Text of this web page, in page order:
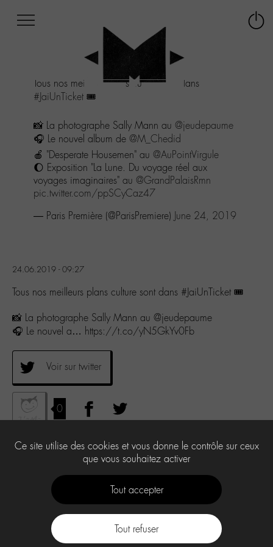
menu
au
contenu
Aller
recherche
Tous nos meilleurs plans culture sont dans
#JaiUnTicket 🎟
📸 La photographe Sally Mann au @jeudepaume
🎧 Le nouvel album de @M_Chedid
🍎 "Desperate Housemen" au @AuPointVirgule
🌔 Exposition "La Lune. Du voyage réel aux
voyages imaginaires" au @GrandPalaisRmn
pic.twitter.com/ppSCyCaz47
— Paris Première (@ParisPremiere) June 24, 2019
24.06.2019 - 09:27
Tous nos meilleurs plans culture sont dans #JaiUnTicket 🎟
📸 La photographe Sally Mann au @jeudepaume
🎧 Le nouvel a… https://t.co/yN5GkYv0Fb
Voir sur twitter
0
Ce site utilise des cookies et vous donne le contrôle sur ceux
que vous souhaitez activer
Tout accepter
Tout refuser